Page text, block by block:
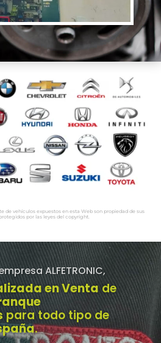
de vehículos expuestos en esta Web son propiedad de sus
por las leyes del copyright.
ALFETRONIC,
en Venta de
para todo tipo de
.